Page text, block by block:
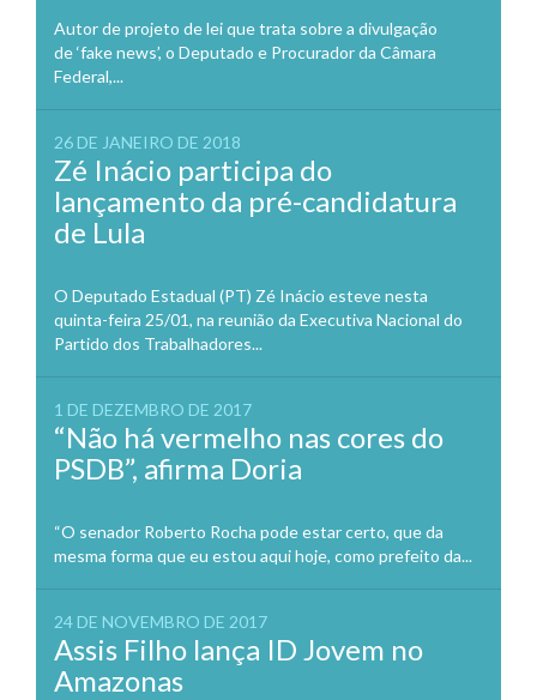
Autor de projeto de lei que trata sobre a divulgação
de ‘fake news’, o Deputado e Procurador da Câmara
Federal,...
26 DE JANEIRO DE 2018
Zé Inácio participa do
lançamento da pré-candidatura
de Lula
O Deputado Estadual (PT) Zé Inácio esteve nesta
quinta-feira 25/01, na reunião da Executiva Nacional do
Partido dos Trabalhadores...
1 DE DEZEMBRO DE 2017
“Não há vermelho nas cores do
PSDB”, afirma Doria
“O senador Roberto Rocha pode estar certo, que da
mesma forma que eu estou aqui hoje, como prefeito da...
24 DE NOVEMBRO DE 2017
Assis Filho lança ID Jovem no
Amazonas